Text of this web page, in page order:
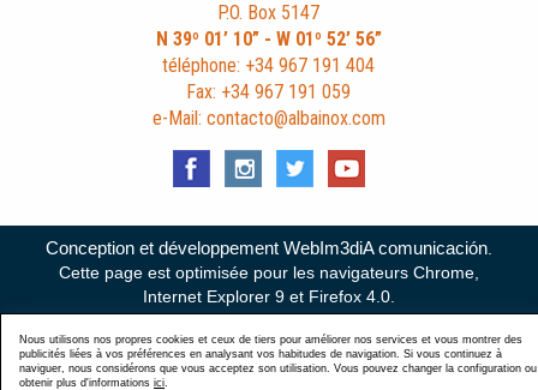
P.O. Box 5147
N 39º 01’ 10” - W 01º 52’ 56”
téléphone: +34 967 191 404
Fax: +34 967 191 059
e-Mail: contacto@albainox.com
Conception et développement WebIm3diA comunicación.
Cette page est optimisée pour les navigateurs Chrome,
Internet Explorer 9 et Firefox 4.0.
Nous utilisons nos propres cookies et ceux de tiers pour améliorer nos services et vous montrer des
publicités liées à vos préférences en analysant vos habitudes de navigation. Si vous continuez à
naviguer, nous considérons que vous acceptez son utilisation. Vous pouvez changer la configuration ou
obtenir plus d'informations ici.